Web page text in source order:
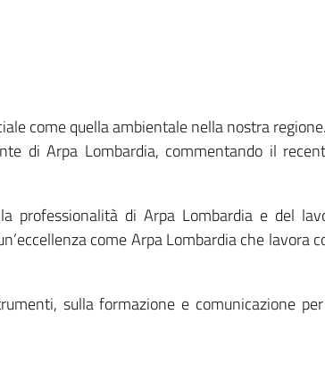
come quella ambientale nella nostra
di Arpa Lombardia, commentando il
professionalità di Arpa Lombardia e del
come Arpa Lombardia che lavora
sulla formazione e comunicazione